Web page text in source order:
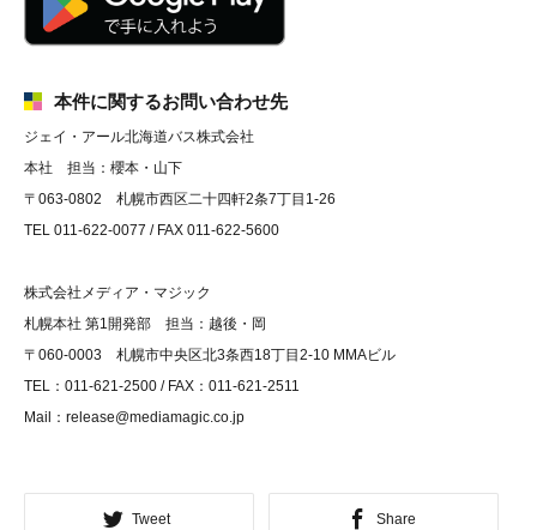
本件に関するお問い合わせ先
ジェイ・アール北海道バス株式会社
本社 担当：櫻本・山下
〒063-0802 札幌市西区二十四軒2条7丁目1-26
TEL 011-622-0077 / FAX 011-622-5600
株式会社メディア・マジック
札幌本社 第1開発部 担当：越後・岡
〒060-0003 札幌市中央区北3条西18丁目2-10 MMAビル
TEL：011-621-2500 / FAX：011-621-2511
Mail：release@mediamagic.co.jp
Tweet Share